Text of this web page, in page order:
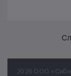
2026 ООО